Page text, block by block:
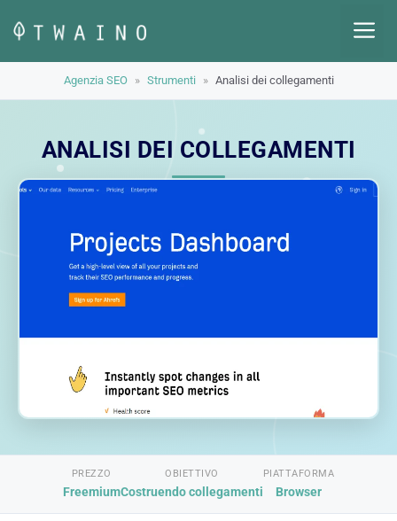
contenuto
Agenzia SEO » Strumenti » Analisi dei collegamenti
ANALISI DEI COLLEGAMENTI
PREZZO
Freemium
OBIETTIVO
Costruendo collegamenti
PIATTAFORMA
Browser